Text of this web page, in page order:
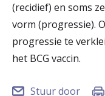
Spoed
Translate
(recidief) en soms
vorm (progressie).
progressie te
het BCG vaccin.
Stuur door